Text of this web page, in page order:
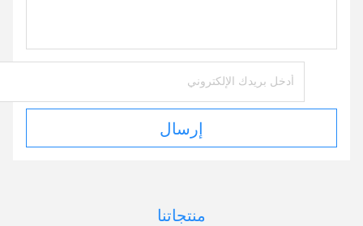
إرسال
منتجاتنا